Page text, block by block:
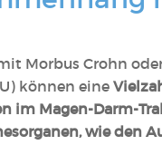
Morbus Crohn
können eine
im Magen-Darm-
wie den